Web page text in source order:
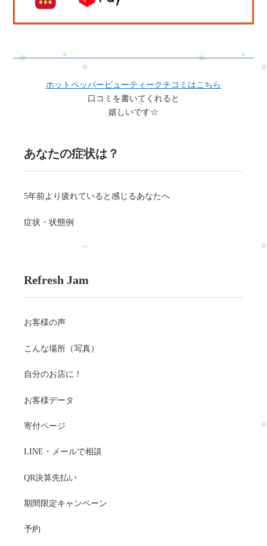
ホットペッパービューティークチコミはこちら
口コミを書いてくれると
嬉しいです☆
あなたの症状は？
5年前より疲れていると感じるあなたへ
症状・状態例
Refresh Jam
お客様の声
こんな場所（写真）
自分のお店に！
お客様データ
寄付ページ
LINE・メールで相談
QR決算先払い
期間限定キャンペーン
予約